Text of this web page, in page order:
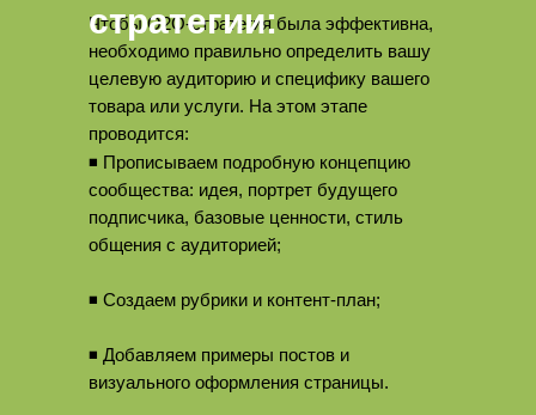
Чтобы О2О-стратегия была эффективна,
необходимо правильно определить вашу
целевую аудиторию и специфику вашего
товара или услуги. На этом этапе
проводится:
стратегии:
◾ Прописываем подробную концепцию
сообщества: идея, портрет будущего
подписчика, базовые ценности, стиль
общения с аудиторией;
◾ Создаем рубрики и контент-план;
◾ Добавляем примеры постов и
визуального оформления страницы.